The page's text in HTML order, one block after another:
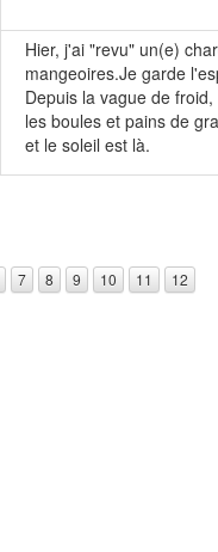
Hier, j'ai "revu" un(e)
mangeoires.Je garde
Depuis la vague de
les boules et pains de
et le soleil est là.
7 8 9 10 11 12